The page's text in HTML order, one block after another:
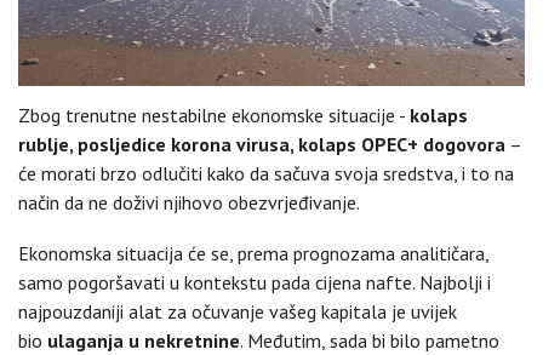
Zbog trenutne nestabilne ekonomske situacije - kolaps
rublje, posljedice korona virusa, kolaps OPEC+ dogovora –
će morati brzo odlučiti kako da sačuva svoja sredstva, i to na
način da ne doživi njihovo obezvrjeđivanje.
Ekonomska situacija će se, prema prognozama analitičara,
samo pogoršavati u kontekstu pada cijena nafte. Najbolji i
najpouzdaniji alat za očuvanje vašeg kapitala je uvijek
bio ulaganja u nekretnine. Međutim, sada bi bilo pametno